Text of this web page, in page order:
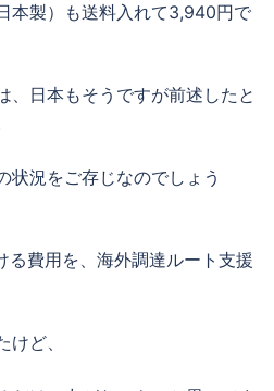
本製）も送料入れて3,940円で
、日本もそうですが前述したと
状況をご存じなのでしょう
費用を、海外調達ルート支援
ど、